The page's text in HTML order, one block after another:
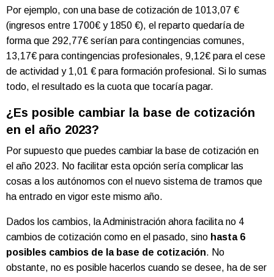
Por ejemplo, con una base de cotización de 1013,07 €
(ingresos entre 1700€ y 1850 €), el reparto quedaría de
forma que 292,77€ serían para contingencias comunes,
13,17€ para contingencias profesionales, 9,12€ para el cese
de actividad y 1,01 € para formación profesional. Si lo sumas
todo, el resultado es la cuota que tocaría pagar.
¿Es posible cambiar la base de cotización
en el año 2023?
Por supuesto que puedes cambiar la base de cotización en
el año 2023. No facilitar esta opción sería complicar las
cosas a los autónomos con el nuevo sistema de tramos que
ha entrado en vigor este mismo año.
Dados los cambios, la Administración ahora facilita no 4
cambios de cotización como en el pasado, sino hasta 6
posibles cambios de la base de cotización. No
obstante, no es posible hacerlos cuando se desee, ha de ser